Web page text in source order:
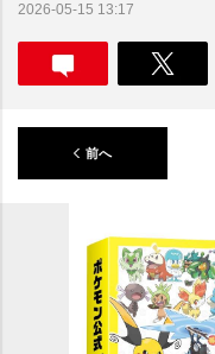
2026-05-15 13:17
前へ